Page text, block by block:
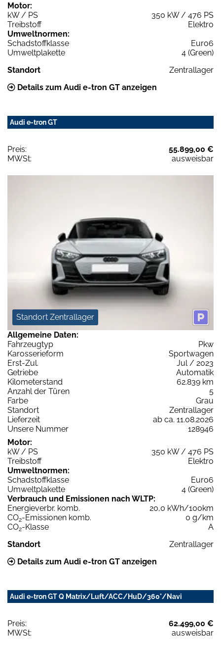
Motor:
kW / PS
350 kW / 476 PS
Treibstoff
Elektro
Umweltnormen:
Schadstoffklasse
Euro6
Umweltplakette
4 (Green)
Standort
Zentrallager
Details zum Audi e-tron GT anzeigen
Audi e-tron GT
Preis:
55.899,00 €
MWSt:
ausweisbar
Standort Zentrallager
Allgemeine Daten:
Fahrzeugtyp
Pkw
Karosserieform
Sportwagen
Erst-Zul.
Jul / 2023
Getriebe
Automatik
Kilometerstand
62.839 km
Anzahl der Türen
5
Farbe
Grau
Standort
Zentrallager
Lieferzeit
ab ca. 11.08.2026
Unsere Nummer
128946
Motor:
kW / PS
350 kW / 476 PS
Treibstoff
Elektro
Umweltnormen:
Schadstoffklasse
Euro6
Umweltplakette
4 (Green)
Verbrauch und Emissionen nach WLTP:
Energieverbr. komb.
20,0 kWh/100km
CO2-Emissionen komb.
0 g/km
CO2-Klasse
A
Standort
Zentrallager
Details zum Audi e-tron GT anzeigen
Audi e-tron GT Q Matrix/Luft/ACC/HuD/360°/Navi
Preis:
62.499,00 €
MWSt:
ausweisbar